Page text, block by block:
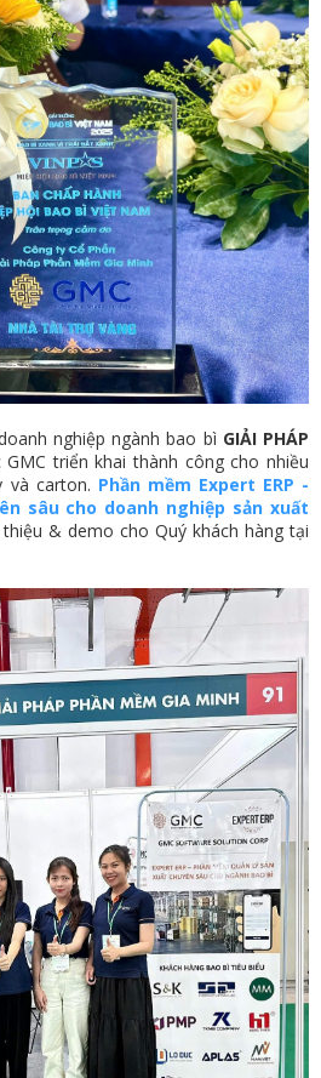
nghiệp ngành bao bì GIẢI PHÁP
triển khai thành công cho nhiều
và carton. Phần mềm Expert ERP -
sâu cho doanh nghiệp sản xuất
& demo cho Quý khách hàng tại